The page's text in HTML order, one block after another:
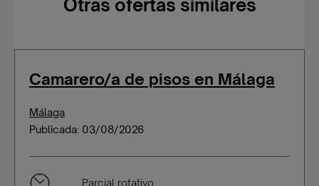
Otras ofertas similares
Camarero/a de pisos en Málaga
Málaga
Publicada: 03/08/2026
Parcial rotativo